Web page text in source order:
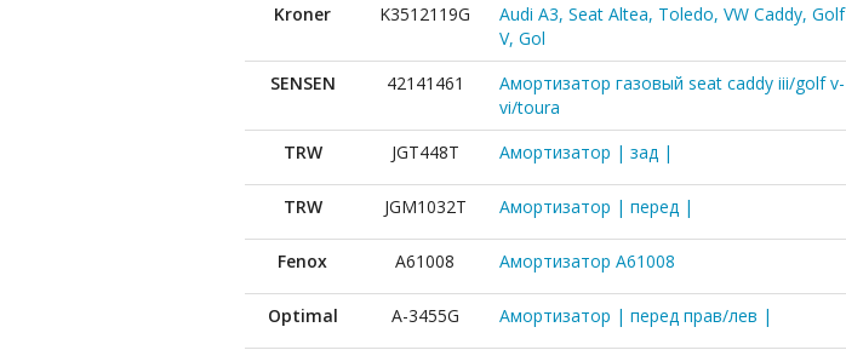
Kroner K3512119G
Audi A3, Seat Altea, Toledo, VW Caddy, Golf
V, Gol
SENSEN 42141461
Амортизатор газовый seat caddy iii/golf v-
vi/toura
TRW JGT448T Амортизатор | зад |
TRW JGM1032T Амортизатор | перед |
Fenox A61008 Амортизатор A61008
Optimal A-3455G Амортизатор | перед прав/лев |